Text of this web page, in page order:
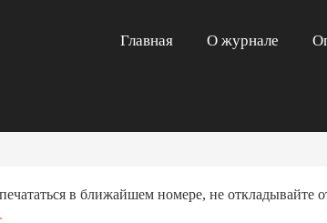
Главная О журнале
в ближайшем номере, не откладывайте